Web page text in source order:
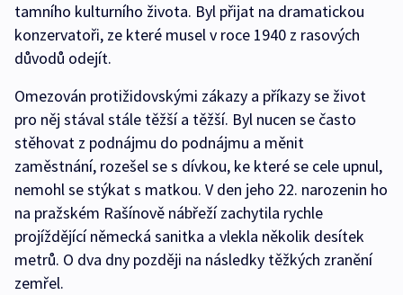
tamního kulturního života. Byl přijat na dramatickou
konzervatoři, ze které musel v roce 1940 z rasových
důvodů odejít.
Omezován protižidovskými zákazy a příkazy se život
pro něj stával stále těžší a těžší. Byl nucen se často
stěhovat z podnájmu do podnájmu a měnit
zaměstnání, rozešel se s dívkou, ke které se cele upnul,
nemohl se stýkat s matkou. V den jeho 22. narozenin ho
na pražském Rašínově nábřeží zachytila rychle
projíždějící německá sanitka a vlekla několik desítek
metrů. O dva dny později na následky těžkých zranění
zemřel.